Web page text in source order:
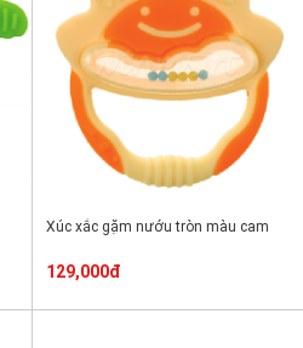
Xúc xắc gặm nướu tròn màu cam
129,000đ